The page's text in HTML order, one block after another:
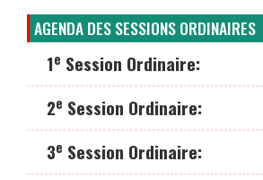
AGENDA DES SESSIONS ORDINAIRES
1e Session Ordinaire:
2e Session Ordinaire:
3e Session Ordinaire: